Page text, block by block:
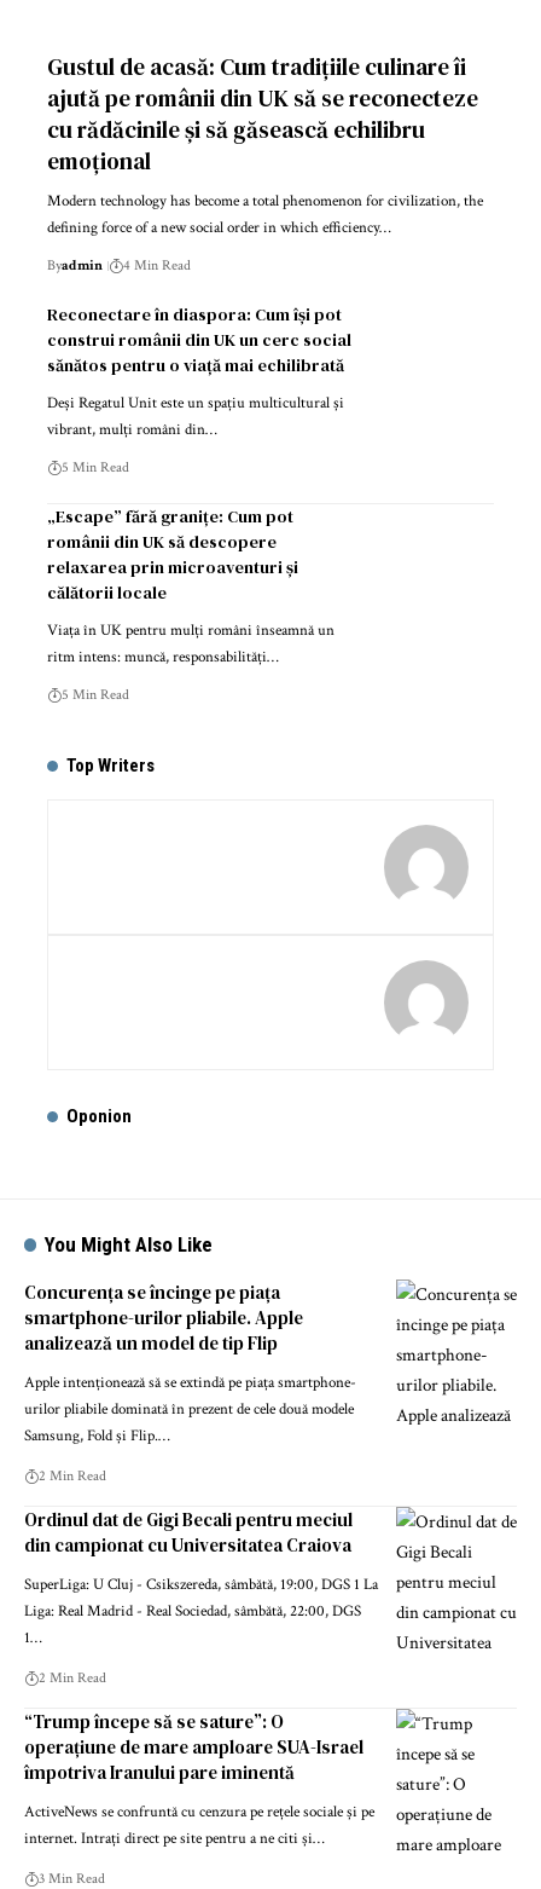
Gustul de acasă: Cum tradițiile culinare îi
ajută pe românii din UK să se reconecteze
cu rădăcinile și să găsească echilibru
emoțional
Modern technology has become a total phenomenon for civilization, the
defining force of a new social order in which efficiency…
Byadmin 4 Min Read
Reconectare în diaspora: Cum își pot
construi românii din UK un cerc social
sănătos pentru o viață mai echilibrată
Deși Regatul Unit este un spațiu multicultural și
vibrant, mulți români din…
5 Min Read
„Escape” fără granițe: Cum pot
românii din UK să descopere
relaxarea prin microaventuri și
călătorii locale
Viața în UK pentru mulți români înseamnă un
ritm intens: muncă, responsabilități…
5 Min Read
Top Writers
Oponion
You Might Also Like
Concurența se încinge pe piața
smartphone-urilor pliabile. Apple
analizează un model de tip Flip
Apple intenționează să se extindă pe piața smartphone-
urilor pliabile dominată în prezent de cele două modele
Samsung, Fold și Flip.…
2 Min Read
Ordinul dat de Gigi Becali pentru meciul
din campionat cu Universitatea Craiova
SuperLiga: U Cluj - Csikszereda, sâmbătă, 19:00, DGS 1 La
Liga: Real Madrid - Real Sociedad, sâmbătă, 22:00, DGS
1…
2 Min Read
“Trump începe să se sature”: O
operațiune de mare amploare SUA-Israel
împotriva Iranului pare iminentă
ActiveNews se confruntă cu cenzura pe rețele sociale și pe
internet. Intrați direct pe site pentru a ne citi și…
3 Min Read